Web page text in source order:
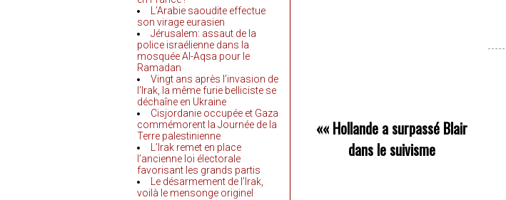
L’Arabie saoudite effectue
son virage eurasien
Jérusalem: assaut de la
police israélienne dans la
mosquée Al-Aqsa pour le
Ramadan
Vingt ans après l’invasion de
l’Irak, la même furie belliciste se
déchaîne en Ukraine
Cisjordanie occupée et Gaza
commémorent la Journée de la
Terre palestinienne
L’Irak remet en place
l’ancienne loi électorale
favorisant les grands partis
Le désarmement de l’Irak,
voilà le mensonge originel
«« Hollande a surpassé Blair
dans le suivisme